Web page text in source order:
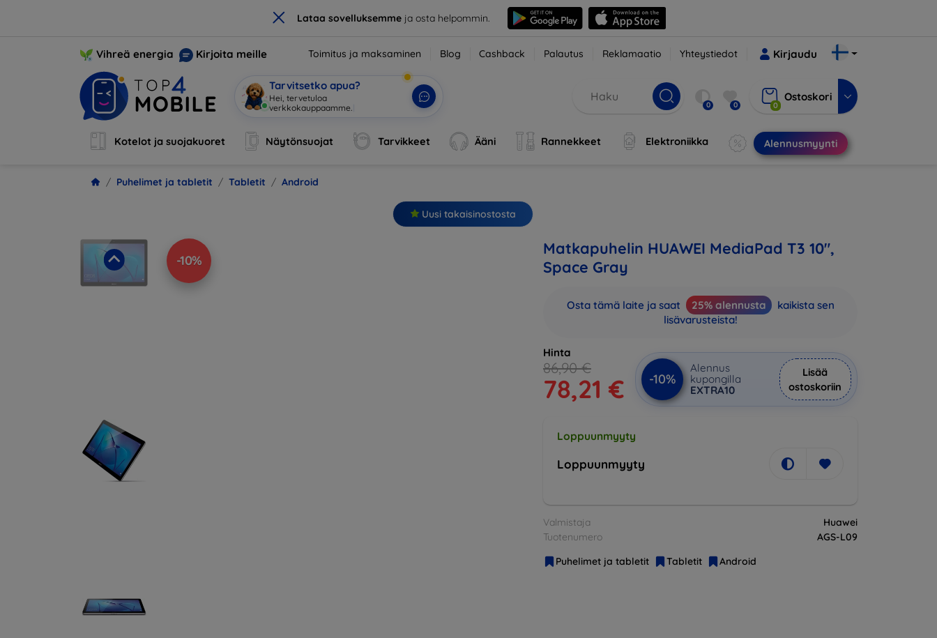
× Lataa sovelluksemmeja osta helpommin.
Vihreä energia Kirjoita meille Toimitus ja maksaminen Blog Cashback Palautus Reklamaatio Yhteystiedot Kirjaudu
Tarvitsetko apua?
Olen| 0 0 0
Ostoskori
Kotelot ja suojakuoret Näytönsuojat Tarvikkeet Ääni Rannekkeet Elektroniikka Alennusmyynti
Puhelimet ja tabletit Tabletit Android
Uusi takaisinostosta
-10%
Matkapuhelin HUAWEI MediaPad T3 10",
Space Gray
Osta tämä laite ja saat 25% alennusta
kaikista sen
lisävarusteista!
Hinta
86,90 €
78,21 € -10%
Alennus
kupongilla
EXTRA10
Lisää
ostoskoriin
Loppuunmyyty
Loppuunmyyty
Valmistaja
Huawei
Tuotenumero
AGS-L09
Puhelimet ja tabletit
Tabletit Android